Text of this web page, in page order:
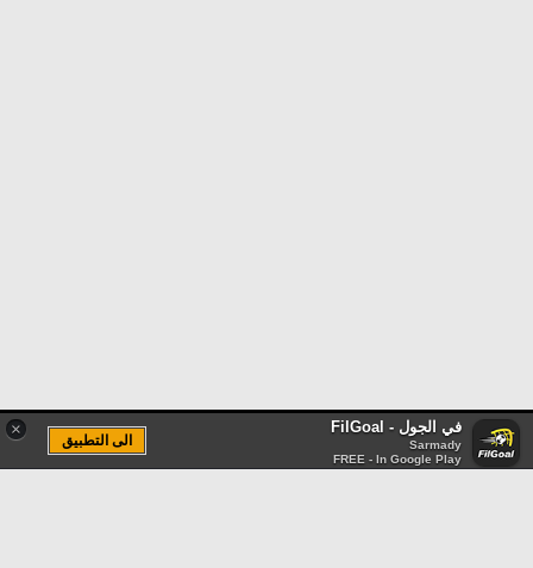
× في الجول - FilGoal
Sarmady
FREE - In Google Play
الى التطبيق